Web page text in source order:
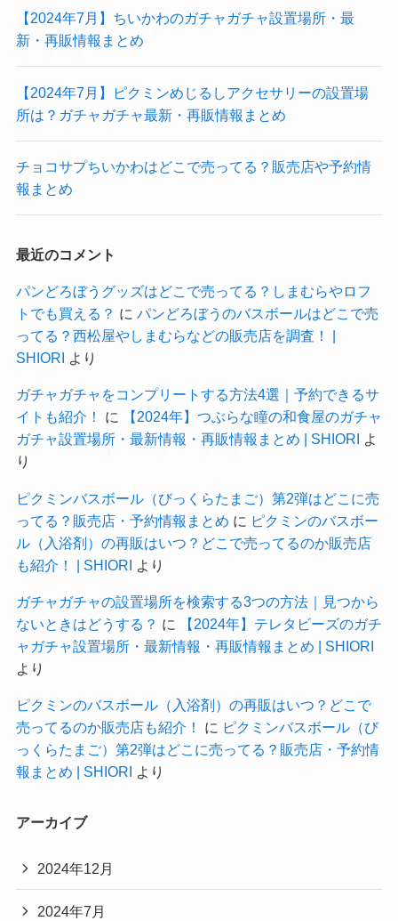
【2024年7月】ちいかわのガチャガチャ設置場所・最
新・再販情報まとめ
【2024年7月】ピクミンめじるしアクセサリーの設置場
所は？ガチャガチャ最新・再販情報まとめ
チョコサプちいかわはどこで売ってる？販売店や予約情
報まとめ
最近のコメント
パンどろぼうグッズはどこで売ってる？しまむらやロフ
トでも買える？ に パンどろぼうのバスボールはどこで売
ってる？西松屋やしまむらなどの販売店を調査！ |
SHIORI
より
ガチャガチャをコンプリートする方法4選｜予約できるサ
イトも紹介！
に
【2024年】つぶらな瞳の和食屋のガチャ
ガチャ設置場所・最新情報・再販情報まとめ | SHIORI
よ
り
ピクミンバスボール（びっくらたまご）第2弾はどこに売
ってる？販売店・予約情報まとめ に ピクミンのバスボー
ル（入浴剤）の再販はいつ？どこで売ってるのか販売店
も紹介！ | SHIORI より
ガチャガチャの設置場所を検索する3つの方法｜見つから
ないときはどうする？ に
【2024年】テレタビーズのガチ
ャガチャ設置場所・最新情報・再販情報まとめ | SHIORI
より
ピクミンのバスボール（入浴剤）の再販はいつ？どこで
売ってるのか販売店も紹介！
に ピクミンバスボール（び
っくらたまご）第2弾はどこに売ってる？販売店・予約情
報まとめ | SHIORI より
アーカイブ
2024年12月
2024年7月